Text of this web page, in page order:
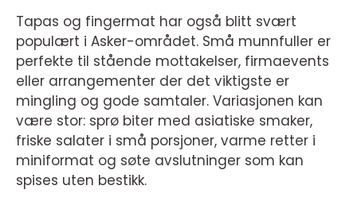
Tapas og fingermat har også blitt svært
populært i Asker-området. Små munnfuller er
perfekte til stående mottakelser, firmaevents
eller arrangementer der det viktigste er
mingling og gode samtaler. Variasjonen kan
være stor: sprø biter med asiatiske smaker,
friske salater i små porsjoner, varme retter i
miniformat og søte avslutninger som kan
spises uten bestikk.